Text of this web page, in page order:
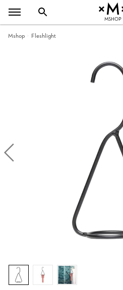
MSHOP
Mshop Fleshlight